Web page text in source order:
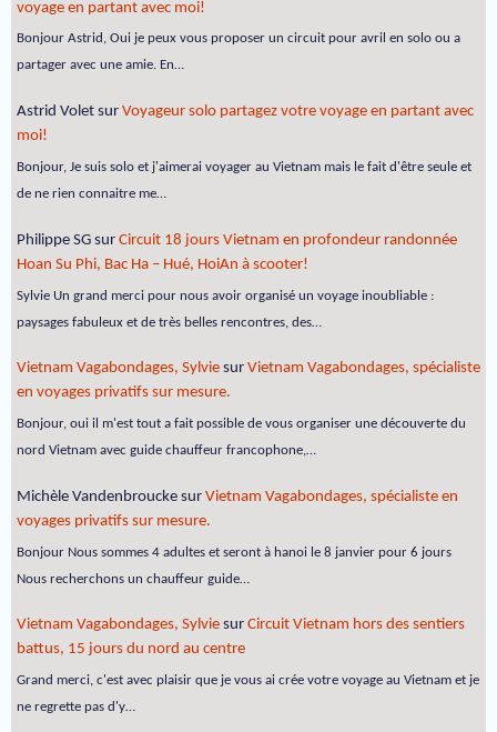
voyage en partant avec moi!
Bonjour Astrid, Oui je peux vous proposer un circuit pour avril en solo ou a
partager avec une amie. En…
Astrid Volet sur Voyageur solo partagez votre voyage en partant avec
moi!
Bonjour, Je suis solo et j'aimerai voyager au Vietnam mais le fait d'être seule et
de ne rien connaitre me…
Philippe SG sur Circuit 18 jours Vietnam en profondeur randonnée
Hoan Su Phi, Bac Ha – Hué, HoiAn à scooter!
Sylvie Un grand merci pour nous avoir organisé un voyage inoubliable :
paysages fabuleux et de très belles rencontres, des…
Vietnam Vagabondages, Sylvie sur Vietnam Vagabondages, spécialiste
en voyages privatifs sur mesure.
Bonjour, oui il m'est tout a fait possible de vous organiser une découverte du
nord Vietnam avec guide chauffeur francophone,…
Michèle Vandenbroucke sur Vietnam Vagabondages, spécialiste en
voyages privatifs sur mesure.
Bonjour Nous sommes 4 adultes et seront à hanoi le 8 janvier pour 6 jours
Nous recherchons un chauffeur guide…
Vietnam Vagabondages, Sylvie sur Circuit Vietnam hors des sentiers
battus, 15 jours du nord au centre
Grand merci, c'est avec plaisir que je vous ai crée votre voyage au Vietnam et je
ne regrette pas d'y…